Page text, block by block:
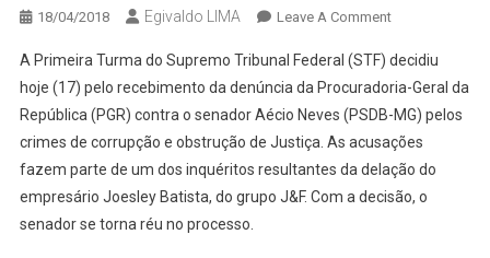
18/04/2018 Egivaldo LIMA Leave A CommentOn
ACEITA
DENÚNCIA
CONTRA
AÉCIO
POR
CORRUPÇÃO
A Primeira Turma do Supremo Tribunal Federal (STF) decidiu
hoje (17) pelo recebimento da denúncia da Procuradoria-Geral da
República (PGR) contra o senador Aécio Neves (PSDB-MG) pelos
crimes de corrupção e obstrução de Justiça. As acusações
fazem parte de um dos inquéritos resultantes da delação do
empresário Joesley Batista, do grupo J&F. Com a decisão, o
senador se torna réu no processo.